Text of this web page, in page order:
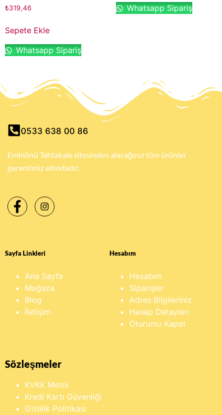
₺319,46
Sepete Ekle
Whatsapp Sipariş
Whatsapp Sipariş
0533 638 00 86
Eminönü Tahtakale sitesinden alacağınız tüm ürünler
garantimiz altındadır.
Sayfa Linkleri
Ana Sayfa
Mağaza
Blog
İletişim
Hesabım
Hesabım
Siparişler
Adres Bilgileriniz
Hesap Detayları
Oturumu Kapat
Sözleşmeler
KVKK Metni
Kredi Kartı Güvenliği
Gizlilik Politikası